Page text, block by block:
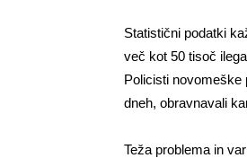
Statistični podatki
več kot 50 tisoč
Policisti novomeške
dneh, obravnavali
Teža problema in